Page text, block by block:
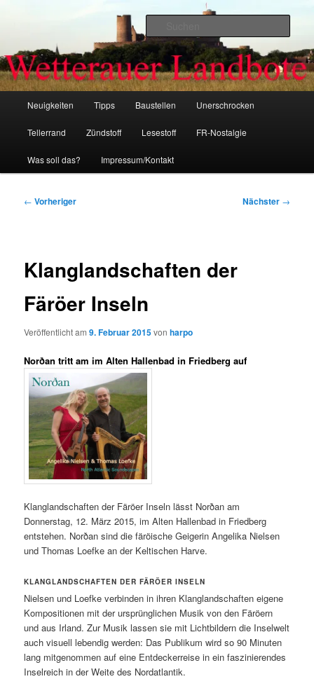
springenWetterauer-Landbote
Neuigkeiten Tipps Baustellen Unerschrocken
Tellerrand Zündstoff Lesestoff FR-Nostalgie
Was soll das? Impressum/Kontakt
Beitragsnavigation
← Vorheriger Nächster →
Klanglandschaften der
Färöer Inseln
Veröffentlicht am9. Februar 2015vonharpo
Norðan tritt am im Alten Hallenbad in Friedberg auf
Klanglandschaften der Färöer Inseln lässt Norðan am
Donnerstag, 12. März 2015, im Alten Hallenbad in Friedberg
entstehen. Norðan sind die färöische Geigerin Angelika Nielsen
und Thomas Loefke an der Keltischen Harve.
KLANGLANDSCHAFTEN DER FÄRÖER INSELN
Nielsen und Loefke verbinden in ihren Klanglandschaften eigene
Kompositionen mit der ursprünglichen Musik von den Färöern
und aus Irland. Zur Musik lassen sie mit Lichtbildern die Inselwelt
auch visuell lebendig werden: Das Publikum wird so 90 Minuten
lang mitgenommen auf eine Entdeckerreise in ein faszinierendes
Inselreich in der Weite des Nordatlantik.